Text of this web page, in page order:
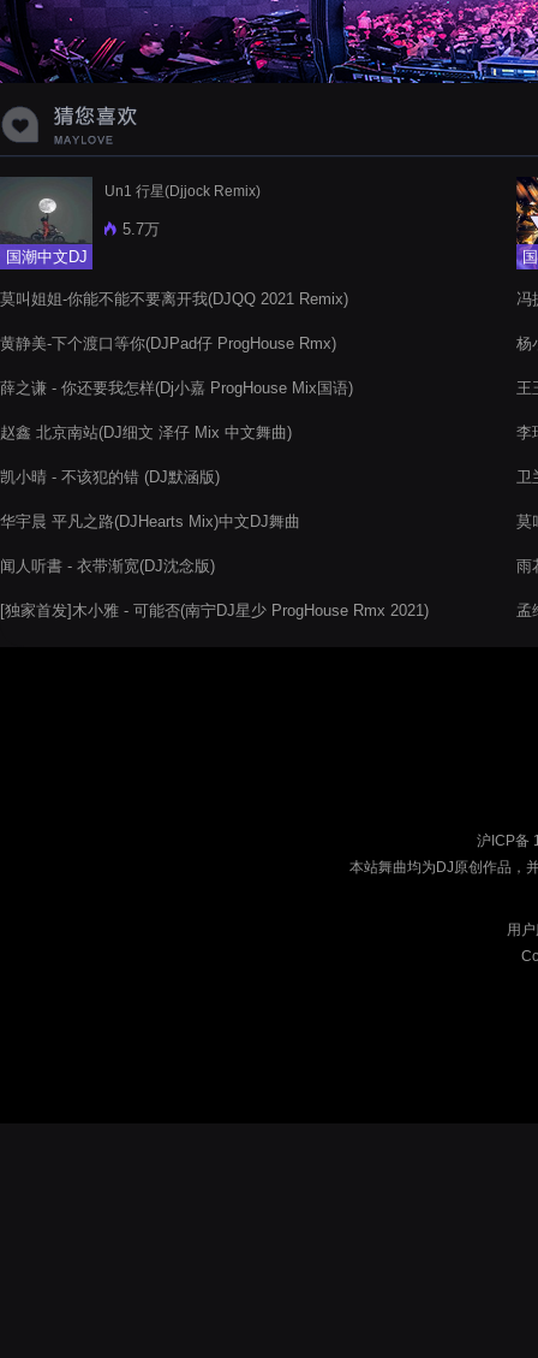
国潮中文DJ
Un1 行星(Djjock Remix)
5.7万
莫叫姐姐-你能不能不要离开我(DJQQ 2021 Remix)
黄静美-下个渡口等你(DJPad仔 ProgHouse Rmx)
薛之谦 - 你还要我怎样(Dj小嘉 ProgHouse Mix国语)
赵鑫 北京南站(DJ细文 泽仔 Mix 中文舞曲)
凯小晴 - 不该犯的错 (DJ默涵版)
华宇晨 平凡之路(DJHearts Mix)中文DJ舞曲
闻人听書 - 衣带渐宽(DJ沈念版)
[独家首发]木小雅 - 可能否(南宁DJ星少 ProgHouse Rmx 2021)
冯
杨
王
李
卫
莫
雨
孟
沪ICP备
本站舞曲均为DJ原创作品，
用